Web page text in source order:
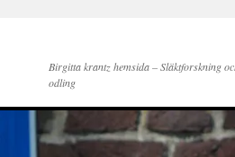
Birgitta krantz hemsida – Släktforskning
odling